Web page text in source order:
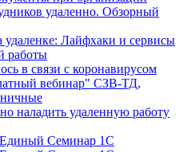
удаленно. Обзорный
удаленке: Лайфхаки и сервисы
работы
в связи с коронавирусом
вебинар" СЗВ-ТД,
наладить удаленную работу
Единый Семинар 1С